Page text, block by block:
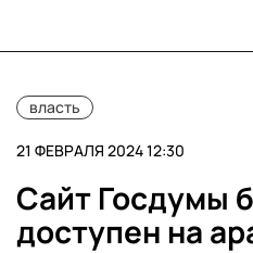
власть
21 ФЕВРАЛЯ 2024 12:30
Сайт Госдумы
доступен на